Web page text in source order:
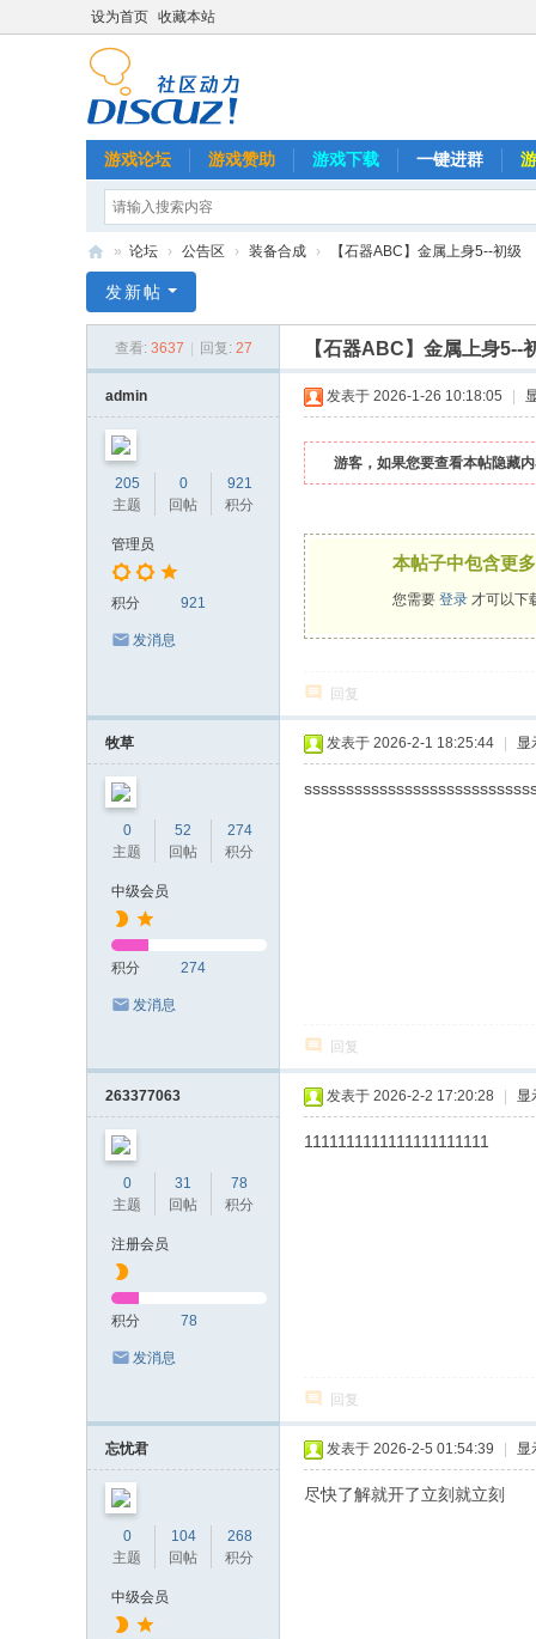
设为首页 收藏本站
游戏论坛 游戏赞助 游戏下载 一键进群
器
» 论坛 › 公告区 › 装备合成 › 【石器ABC】金属上身5--初级
发新帖
查看: 3637 回复: 27 【石器ABC】金属上身5--
admin
205
主题
0
回帖
921
积分
管理员
积分 921
发消息
发表于 2026-1-26 10:18:05
游客，如果您要查看本帖隐藏
本帖子中包含更
您需要 登录 才可以下
回复
牧草
0
主题
52
回帖
274
积分
中级会员
积分 274
发消息
发表于 2026-2-1 18:25:44 显
回复
263377063
0
主题
31
回帖
78
积分
注册会员
积分 78
发消息
发表于 2026-2-2 17:20:28 显
1111111111111111111111
回复
忘忧君
0
主题
104
回帖
268
积分
中级会员
发表于 2026-2-5 01:54:39 显
尽快了解就开了立刻就立刻